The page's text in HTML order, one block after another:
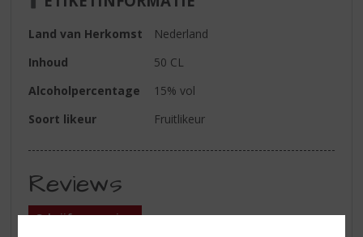
Land van Herkomst
Nederland
Inhoud
50 CL
Alcoholpercentage
15% vol
Soort likeur
Fruitlikeur
Reviews
Schrijf een review